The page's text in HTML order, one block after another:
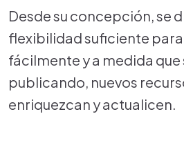
Desde su concepción, se
flexibilidad suficiente
fácilmente y a medida que
publicando, nuevos
enriquezcan y actualicen.